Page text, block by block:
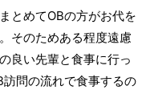
とめてOBの方がお代を
そのためある程度遠慮
良い先輩と食事に行っ
問の流れで食事するの